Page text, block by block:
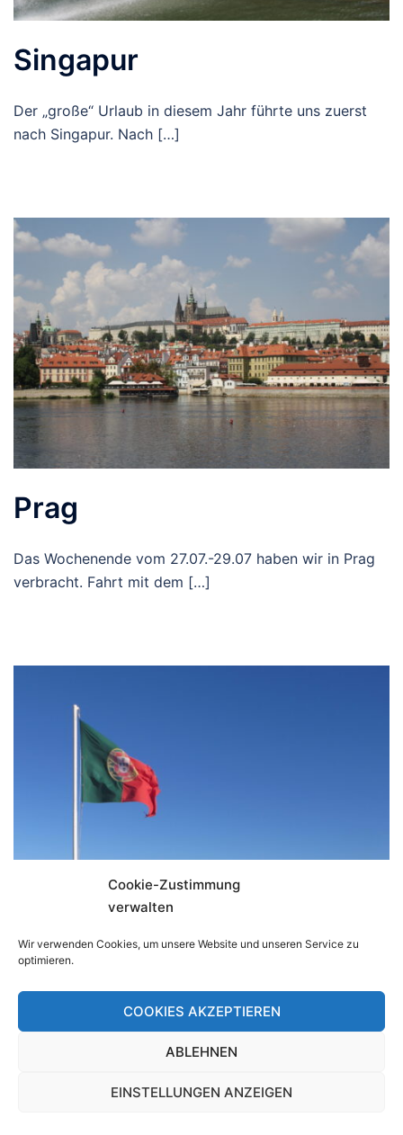
Cookie-Zustimmung
verwalten
Wir verwenden Cookies, um unsere Website und unseren Service zu
optimieren.
COOKIES AKZEPTIEREN
ABLEHNEN
EINSTELLUNGEN ANZEIGEN
Singapur
Der „große“ Urlaub in diesem Jahr führte uns zuerst
nach Singapur. Nach […]
Prag
Das Wochenende vom 27.07.-29.07 haben wir in Prag
verbracht. Fahrt mit dem […]